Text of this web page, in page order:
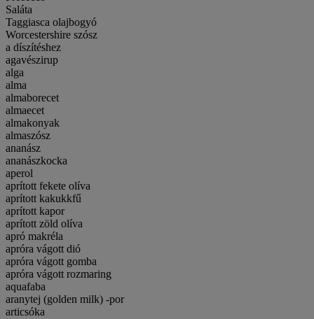
Saláta
Taggiasca olajbogyó
Worcestershire szósz
a díszítéshez
agavészirup
alga
alma
almaborecet
almaecet
almakonyak
almaszósz
ananász
ananászkocka
aperol
aprított fekete olíva
aprított kakukkfű
aprított kapor
aprított zöld olíva
apró makréla
apróra vágott dió
apróra vágott gomba
apróra vágott rozmaring
aquafaba
aranytej (golden milk) -por
articsóka